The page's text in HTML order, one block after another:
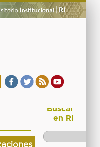
Buscar
en RI